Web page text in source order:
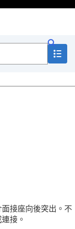
接座向後突出。不
接。